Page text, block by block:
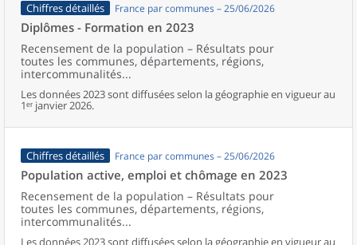
Chiffres détaillés France par communes – 25/06/2026
Diplômes - Formation en 2023
Recensement de la population – Résultats pour
toutes les communes, départements, régions,
intercommunalités...
Les données 2023 sont diffusées selon la géographie en vigueur au
1ᵉʳ janvier 2026.
Chiffres détaillés France par communes – 25/06/2026
Population active, emploi et chômage en 2023
Recensement de la population – Résultats pour
toutes les communes, départements, régions,
intercommunalités...
Les données 2023 sont diffusées selon la géographie en vigueur au